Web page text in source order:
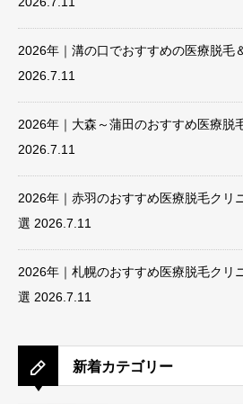
2026年｜溝の口でおすすめの医療脱毛
2026.7.11
2026年｜大森～蒲田のおすすめ医療脱
2026.7.11
2026年｜赤羽のおすすめ医療脱毛クリ
選 2026.7.11
2026年｜札幌のおすすめ医療脱毛クリ
選 2026.7.11
新着カテゴリー